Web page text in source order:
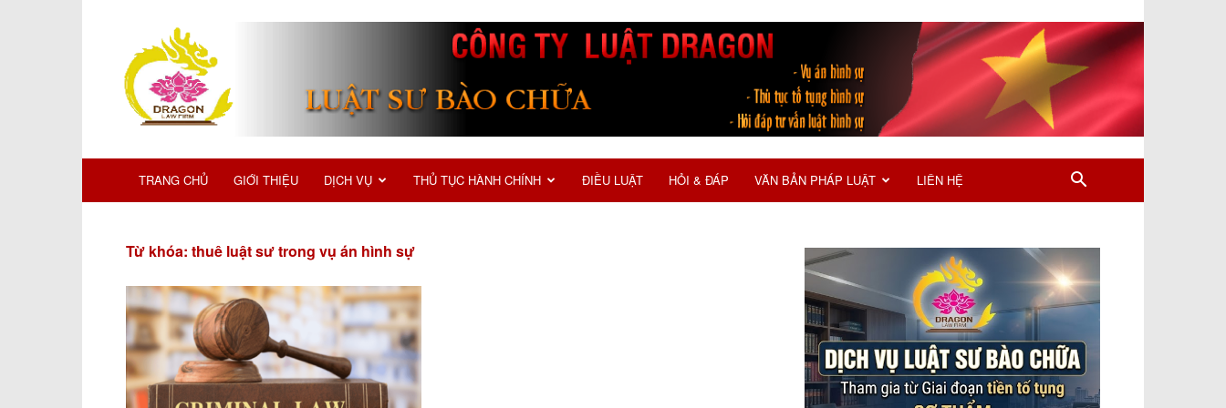
TRANG CHỦ GIỚI THIỆU DỊCH VỤ THỦ TỤC HÀNH CHÍNH ĐIỀU LUẬT HỎI & ĐÁP VĂN BẢN PHÁP LUẬT LIÊN HỆ
Từ khóa: thuê luật sư trong vụ án hình sự